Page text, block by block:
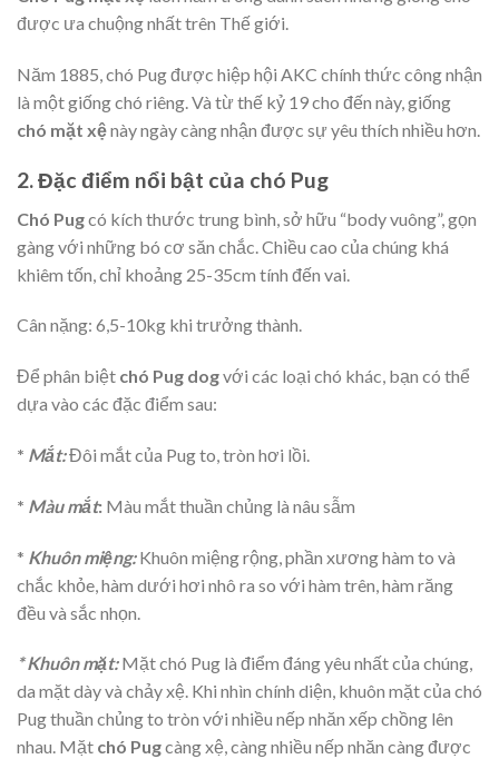
được ưa chuộng nhất trên Thế giới.
Năm 1885, chó Pug được hiệp hội AKC chính thức công nhận
là một giống chó riêng. Và từ thế kỷ 19 cho đến này, giống
chó mặt xệnày ngày càng nhận được sự yêu thích nhiều hơn.
2. Đặc điểm nổi bật của chó Pug
Chó Pugcó kích thước trung bình, sở hữu “body vuông”, gọn
gàng với những bó cơ săn chắc. Chiều cao của chúng khá
khiêm tốn, chỉ khoảng 25-35cm tính đến vai.
Cân nặng: 6,5-10kg khi trưởng thành.
Để phân biệt chó Pug dogvới các loại chó khác, bạn có thể
dựa vào các đặc điểm sau:
* Mắt:Đôi mắt của Pug to, tròn hơi lồi.
* Màu mắt: Màu mắt thuần chủng là nâu sẫm
* Khuôn miệng:Khuôn miệng rộng, phần xương hàm to và
chắc khỏe, hàm dưới hơi nhô ra so với hàm trên, hàm răng
đều và sắc nhọn.
* Khuôn mặt:Mặt chó Pug là điểm đáng yêu nhất của chúng,
da mặt dày và chảy xệ. Khi nhìn chính diện, khuôn mặt của chó
Pug thuần chủng to tròn với nhiều nếp nhăn xếp chồng lên
nhau. Mặt chó Pugcàng xệ, càng nhiều nếp nhăn càng được